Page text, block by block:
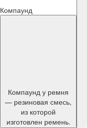
Компаунд
Компаунд у ремня
— резиновая смесь,
из которой
изготовлен ремень.